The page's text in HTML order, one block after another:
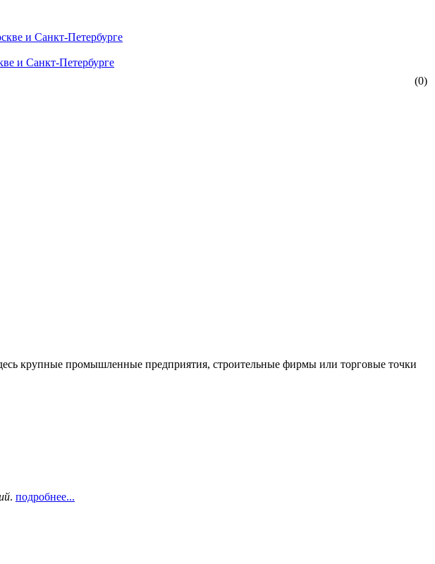
и Санкт-Петербурге
и Санкт-Петербурге
(0)
крупные промышленные предприятия, строительные фирмы или торговые точки
. подробнее...